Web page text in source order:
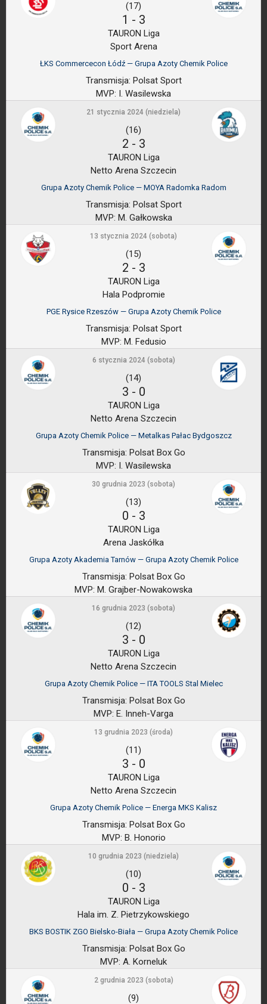
(17)
1 - 3
TAURON Liga
Sport Arena
ŁKS Commercecon Łódź — Grupa Azoty Chemik Police
Transmisja: Polsat Sport
MVP: I. Wasilewska
21 stycznia 2024 (niedziela)
(16)
2 - 3
TAURON Liga
Netto Arena Szczecin
Grupa Azoty Chemik Police — MOYA Radomka Radom
Transmisja: Polsat Sport
MVP: M. Gałkowska
13 stycznia 2024 (sobota)
(15)
2 - 3
TAURON Liga
Hala Podpromie
PGE Rysice Rzeszów — Grupa Azoty Chemik Police
Transmisja: Polsat Sport
MVP: M. Fedusio
6 stycznia 2024 (sobota)
(14)
3 - 0
TAURON Liga
Netto Arena Szczecin
Grupa Azoty Chemik Police — Metalkas Pałac Bydgoszcz
Transmisja: Polsat Box Go
MVP: I. Wasilewska
30 grudnia 2023 (sobota)
(13)
0 - 3
TAURON Liga
Arena Jaskółka
Grupa Azoty Akademia Tarnów — Grupa Azoty Chemik Police
Transmisja: Polsat Box Go
MVP: M. Grajber-Nowakowska
16 grudnia 2023 (sobota)
(12)
3 - 0
TAURON Liga
Netto Arena Szczecin
Grupa Azoty Chemik Police — ITA TOOLS Stal Mielec
Transmisja: Polsat Box Go
MVP: E. Inneh-Varga
13 grudnia 2023 (środa)
(11)
3 - 0
TAURON Liga
Netto Arena Szczecin
Grupa Azoty Chemik Police — Energa MKS Kalisz
Transmisja: Polsat Box Go
MVP: B. Honorio
10 grudnia 2023 (niedziela)
(10)
0 - 3
TAURON Liga
Hala im. Z. Pietrzykowskiego
BKS BOSTIK ZGO Bielsko-Biała — Grupa Azoty Chemik Police
Transmisja: Polsat Box Go
MVP: A. Korneluk
2 grudnia 2023 (sobota)
(9)